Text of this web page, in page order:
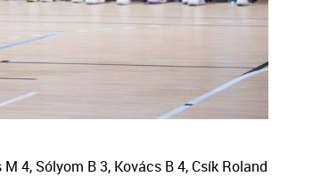
4, Sólyom B 3, Kovács B 4, Csík Roland